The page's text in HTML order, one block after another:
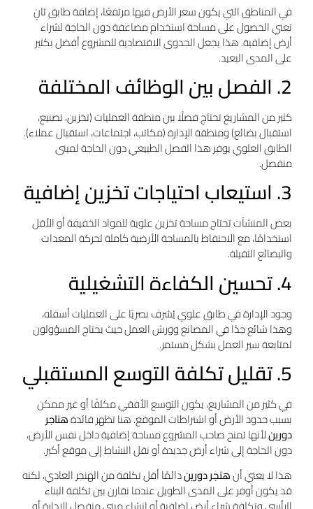
في المناطق التي يكون سعر الأرض فيها مرتفعًا، إضافة طابق ثانٍ
تعني الحصول على مساحة استخدام مضاعفة دون الحاجة لشراء
أرض إضافية. هذا يجعل الجدوى الاقتصادية للمشروع أفضل بكثير
على المدى البعيد.
2. الفصل بين الوظائف المختلفة
كثير من المشاريع تحتاج فصلًا بين منطقة العمليات (تخزين، تصنيع،
استقبال بضائع) ومنطقة الإدارة (مكاتب، اجتماعات، استقبال عملاء).
الطابق العلوي يوفر هذا الفصل الطبيعي دون الحاجة لمبنى
منفصل.
3. استيعاب احتياجات تخزين إضافية
بعض المنشآت تحتاج مساحة تخزين علوية للمواد الخفيفة أو الأقل
استخدامًا، مع الاحتفاظ بالمساحة الأرضية كاملة لحركة المعدات
والبضائع الثقيلة.
4. تحسين الكفاءة التشغيلية
وجود الإدارة في طابق علوي يُشرف بصريًا على العمليات أسفله،
وهذا شائع جدًا في المصانع وورش العمل حيث يحتاج المسؤولون
لمتابعة سير العمل بشكل مستمر.
5. تقليل تكلفة التوسع المستقبلي
في كثير من المشاريع، يكون التوسع الأفقي مكلفًا أو غير ممكن
بسبب حدود الأرض أو اشتراطات الموقع. هنا تظهر فائدةهناجر
دورينلأنها تمنح صاحب المشروع مساحة إضافية داخل نفس الأرض،
دون الحاجة إلى شراء أرض جديدة أو نقل النشاط إلى موقع أكبر.
هذا لا يعني أنهنجر دوريندائمًا أقل تكلفة من الهنجر العادي، لكنه
قد يكون أوفر على المدى الطويل عندما نقارن بين تكلفة البناء